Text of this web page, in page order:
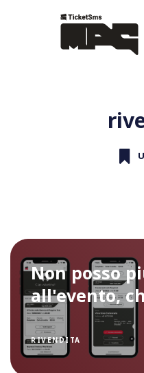
Non posso
all'evento,
RIVENDITA